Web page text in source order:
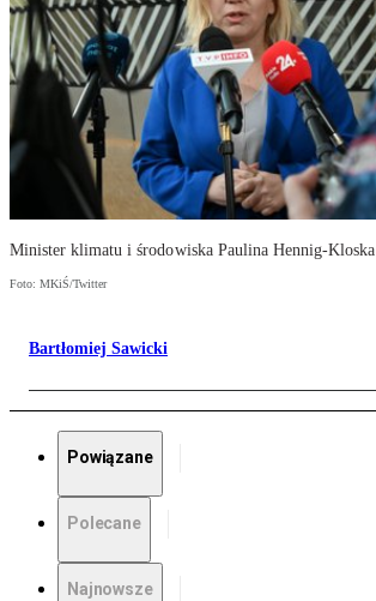
Minister klimatu i środowiska Paulina Hennig-Kloska
Foto: MKiŚ/Twitter
Bartłomiej Sawicki
Powiązane
Polecane
Najnowsze